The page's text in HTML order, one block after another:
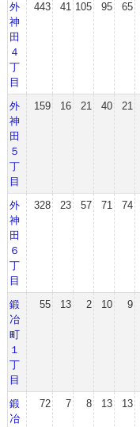
外
神
田
４
丁
目
443 41 105 95 65
外
神
田
５
丁
目
159 16 21 40 21
外
神
田
６
丁
目
328 23 57 71 74
鍛
冶
町
１
丁
目
55 13 2 10 9
鍛
冶
72 7 8 13 13